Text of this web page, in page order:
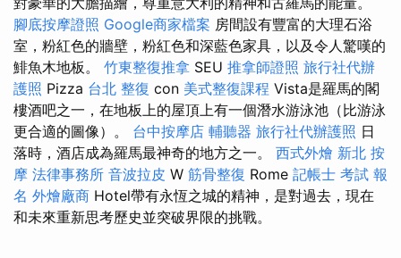
腳底按摩證照 Google商家檔案 房間設有豐富的大理石浴
室，粉紅色的牆壁，粉紅色和深藍色家具，以及令人驚嘆的
鯡魚木地板。 竹東整復推拿 SEU 推拿師證照 旅行社代辦
護照 Pizza 台北 整復 con 美式整復課程 Vista是羅馬的閣
樓酒吧之一，在地板上的屋頂上有一個潛水游泳池（比游泳
更合適的圖像）。 台中按摩店 輔聽器 旅行社代辦護照 日
落時，酒店成為羅馬最神奇的地方之一。 西式外燴 新北 按
摩 法律事務所 音波拉皮 W 筋骨整復 Rome 記帳士 考試 報
名 外燴廠商 Hotel帶有永恆之城的精神，是對過去，現在
和未來重新思考歷史並突破界限的挑戰。